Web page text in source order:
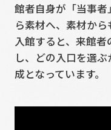
館者自身が「当事
ら素材へ、素材から
入館すると、来館
し、どの入口を選
成となっています。